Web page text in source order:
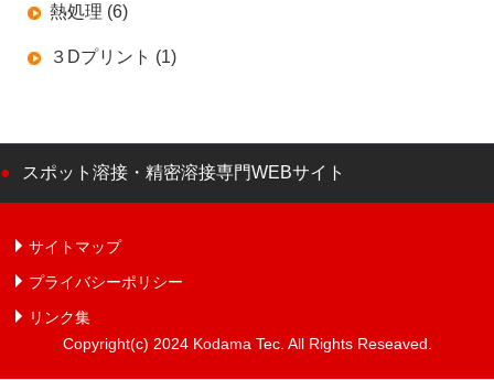
熱処理 (6)
３Dプリント (1)
スポット溶接・精密溶接専門WEBサイト
サイトマップ
プライバシーポリシー
リンク集
Copyright(c) 2024 Kodama Tec. All Rights Reseaved.